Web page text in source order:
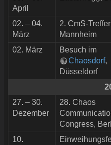
April
02. – 04.
März
2. CmS-
Mannheim
02. März
Besuch im
Chaosdorf,
Düsseldorf
27. – 30.
Dezember
28. Chaos
Congress,
10.